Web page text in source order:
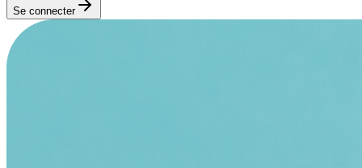
Se connecter